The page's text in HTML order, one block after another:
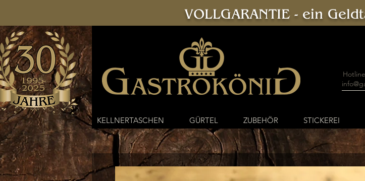
VOLLGARANTIE - ein
KELLNERTASCHEN GÜRTEL ZUBEHÖR STICKEREI